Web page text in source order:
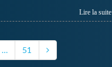
Lire la suite
… 51